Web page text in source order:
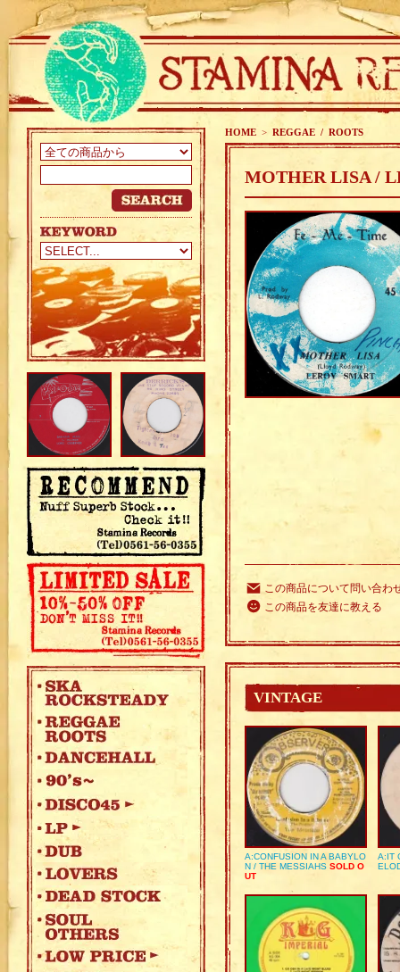
HOME > REGGAE / ROOTS
MOTHER LISA /
この商品について問い合わ
この商品を友達に教える
VINTAGE
A:CONFUSION IN A BABYLO
N / THE MESSIAHS SOLD O
UT
A:IT